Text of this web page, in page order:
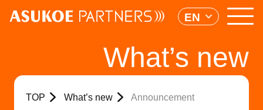
EN
What’s new
TOP What’s new Announcement